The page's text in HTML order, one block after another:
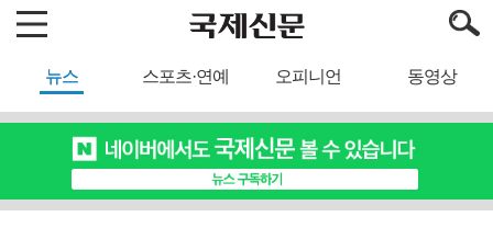
뉴스 스포츠·연예 오피니언 동영상